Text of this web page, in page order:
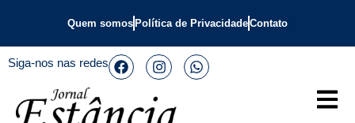
Quem somos Política de PrivacidadeContato
Siga-nos nas redes